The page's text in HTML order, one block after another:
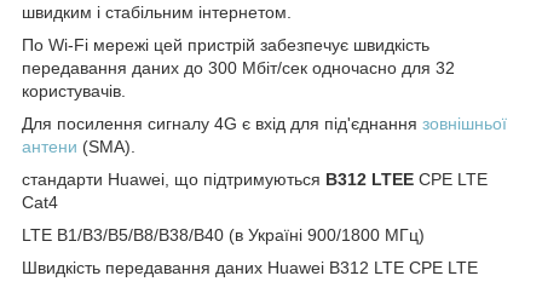
швидким і стабільним інтернетом.
По Wi-Fi мережі цей пристрій забезпечує швидкість
передавання даних до 300 Мбіт/сек одночасно для 32
користувачів.
Для посилення сигналу 4G є вхід для під'єднання зовнішньої
антени (SMA).
стандарти Huawei, що підтримуються B312 LTEE CPE LTE
Cat4
LTE B1/B3/B5/B8/B38/B40 (в Україні 900/1800 МГц)
Швидкість передавання даних Huawei B312 LTE CPE LTE